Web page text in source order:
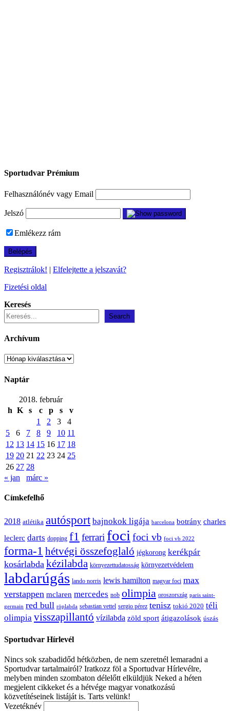
Sportudvar Prémium
Felhasználónév vagy Email
Jelszó
Emlékezz rám
Regisztrálok! | Elfelejtette a jelszavát?
Fizetési oldal
Keresés
Search
Archívum
Archívum
Naptár
2018. február
h K s c p s
v
1
2 3
4
5
6 7 8 9 10 11
12 13 14 15 16 17 18
19 20 21 22 23 24 25
26 27 28
« jan
márc »
Címkefelhő
2018 atlétika autósport bajnokok ligája barcelona botrány charles
leclerc darts dopping f1 ferrari foci foci vb foci vb 2022
forma-1 hétvégi összefoglaló jégkorong kerékpár
kosárlabda kézilabda környezettudatosság környezetvédelem
labdarúgás lando norris lewis hamilton magyar foci max
verstappen mclaren mercedes nob olimpia oroszország paris saint-
germain red bull röplabda sebastian vettel sergio pérez tenisz tokió 2020 téli
olimpia visszapillantó vízilabda zöld sport átigazolások úszás
Sportudvar Hírlevél
Nincs sok szabadidőd hétközben, de nem szeretnél lemaradni a
Sportudvar tartalmairól? Iratkozz föl a Sportudvar Hírlevélre,
melyben minden szombaton délelőtt elküldjük Neked a héten
megjelent cikkeket és a hétvége magyar vonatkozású
közvetítéseinek listáját is. Tarts velünk!
Vezetéknév